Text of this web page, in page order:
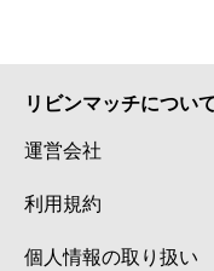
リビンマッチについ
運営会社
利用規約
個人情報の取り扱い